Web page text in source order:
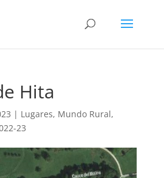
Hita
| Lugares, Mundo Rural,
23